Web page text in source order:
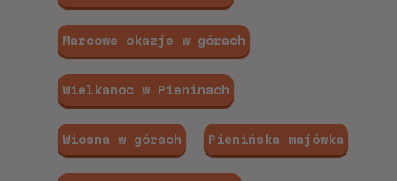
Marcowe okazje w górach
Wielkanoc w Pieninach
Wiosna w górach Pienińska majówka